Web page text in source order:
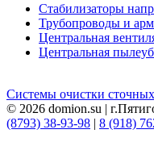
Стабилизаторы
Трубопроводы и
Центральная
Центральная
Системы очистки
© 2026 domion.su |
(8793) 38-93-98 | 8 (918)